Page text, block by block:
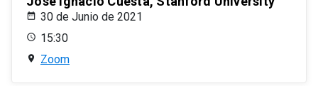
30 de Junio de 2021
15:30
Zoom